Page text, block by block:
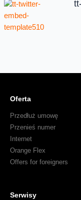
Oferta
Przedłuż umowę
Przenieś numer
Internet
Orange Flex
Offers for foreigners
Serwisy